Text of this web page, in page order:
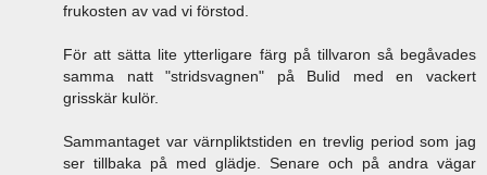
frukosten av vad vi förstod.
För att sätta lite ytterligare färg på tillvaron så begåvades
samma natt "stridsvagnen" på Bulid med en vackert
grisskär kulör.
Sammantaget var värnpliktstiden en trevlig period som jag
ser tillbaka på med glädje. Senare och på andra vägar